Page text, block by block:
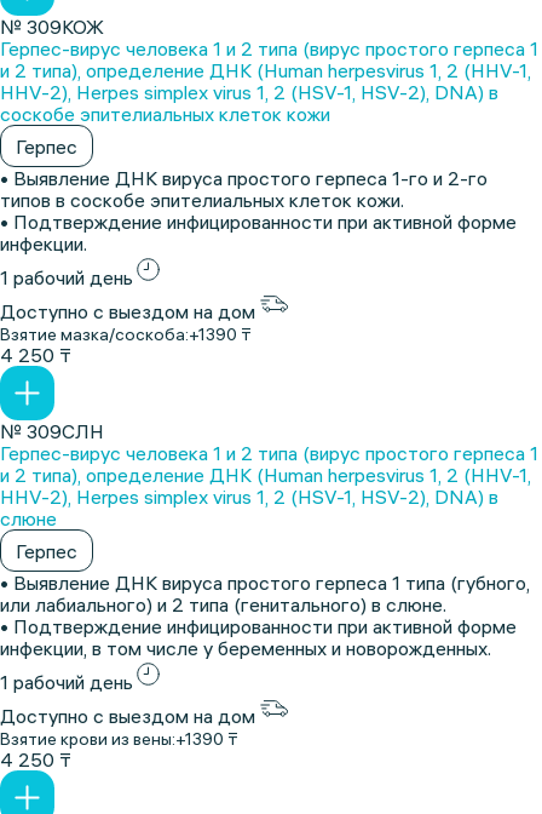
№ 309КОЖ
Герпес-вирус человека 1 и 2 типа (вирус простого герпеса 1
и 2 типа), определение ДНК (Human herpesvirus 1, 2 (HHV-1,
HHV-2), Herpes simplex virus 1, 2 (HSV-1, HSV-2), DNA) в
соскобе эпителиальных клеток кожи
Герпес
• Выявление ДНК вируса простого герпеса 1-го и 2-го
типов в соскобе эпителиальных клеток кожи.
• Подтверждение инфицированности при активной форме
инфекции.
1 рабочий день
Доступно с выездом на дом
Взятие мазка/соскоба:+1390 ₸
4 250 ₸
№ 309СЛН
Герпес-вирус человека 1 и 2 типа (вирус простого герпеса 1
и 2 типа), определение ДНК (Human herpesvirus 1, 2 (HHV-1,
HHV-2), Herpes simplex virus 1, 2 (HSV-1, HSV-2), DNA) в
слюне
Герпес
• Выявление ДНК вируса простого герпеса 1 типа (губного,
или лабиального) и 2 типа (генитального) в слюне.
• Подтверждение инфицированности при активной форме
инфекции, в том числе у беременных и новорожденных.
1 рабочий день
Доступно с выездом на дом
Взятие крови из вены:+1390 ₸
4 250 ₸